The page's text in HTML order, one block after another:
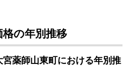
の年別推移
薬師山東町における年別推